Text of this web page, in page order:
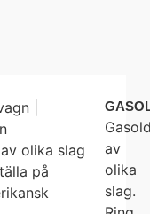
av
olika
slag.